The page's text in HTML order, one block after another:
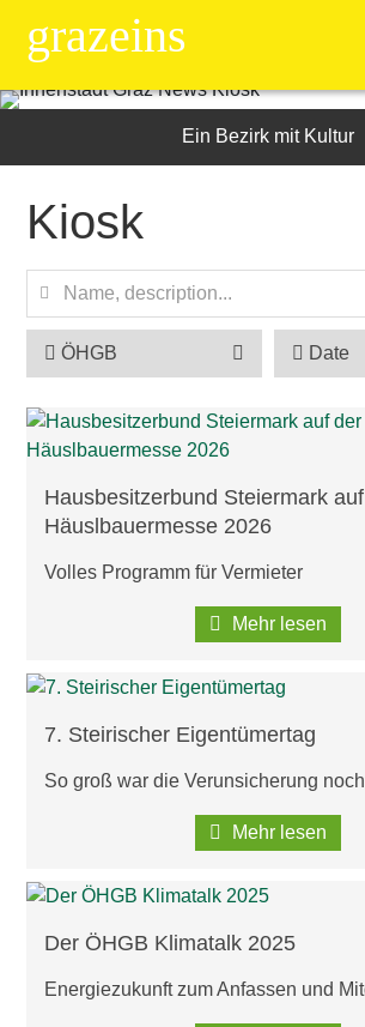
grazeins
Willkommen
News-Ticker
Frauen
Senioren
ÖAAB
Wirtschaftsbund
Graz & Steiermark
Gassenschaun
Gassenschaun 2019
Ein Bezirk mit Kultur
Kiosk
ÖHGB Date
Hausbesitzerbund Steiermark
Häuslbauermesse 2026
Volles Programm für Vermieter
Mehr lesen
7. Steirischer Eigentümertag
So groß war die Verunsicherung
Mehr lesen
Der ÖHGB Klimatalk 2025
Energiezukunft zum Anfassen und